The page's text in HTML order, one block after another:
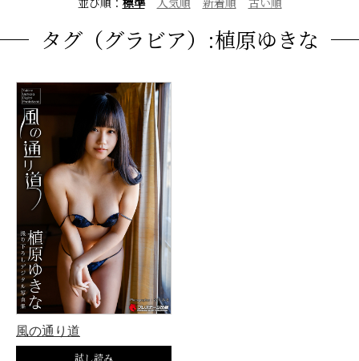
タグ（グラビア）:植原ゆきな
風の通り道